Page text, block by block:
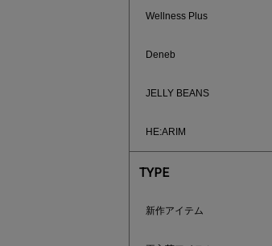
Wellness Plus
Deneb
JELLY BEANS
HE:ARIM
TYPE
新作アイテム